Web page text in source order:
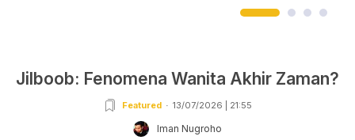
Jilboob: Fenomena Wanita Akhir Zaman?
Featured 13/07/2026 | 21:55
Iman Nugroho